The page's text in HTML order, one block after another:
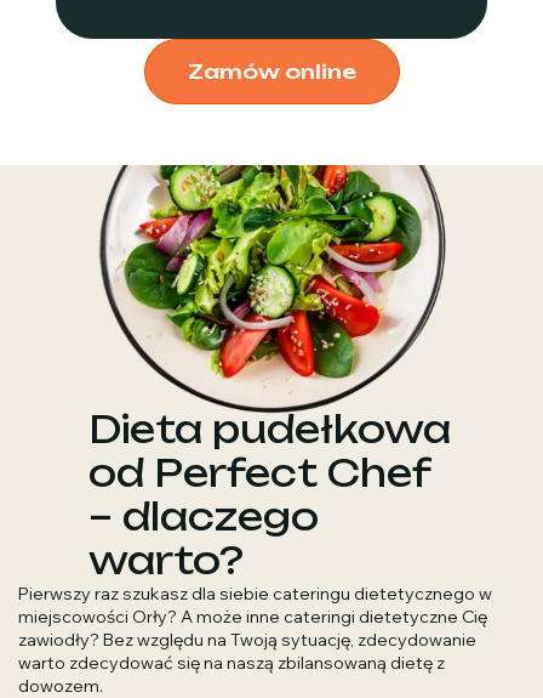
Zamów online
Dieta pudełkowa
od Perfect Chef
– dlaczego
warto?
Pierwszy raz szukasz dla siebie cateringu dietetycznego w
miejscowości Orły? A może inne cateringi dietetyczne Cię
zawiodły? Bez względu na Twoją sytuację, zdecydowanie
warto zdecydować się na naszą zbilansowaną dietę z
dowozem.